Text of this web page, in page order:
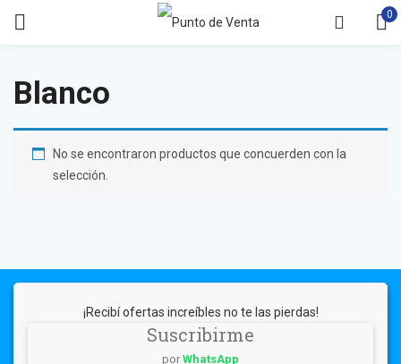
0
Blanco
No se encontraron productos que concuerden con la
selección.
¡Recibí ofertas increíbles no te las pierdas!
Suscribirme
por WhatsApp